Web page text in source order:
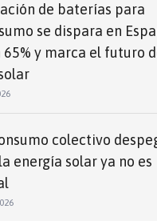
de baterías para
se dispara en
65% y marca el futuro
colectivo
energía solar ya no es